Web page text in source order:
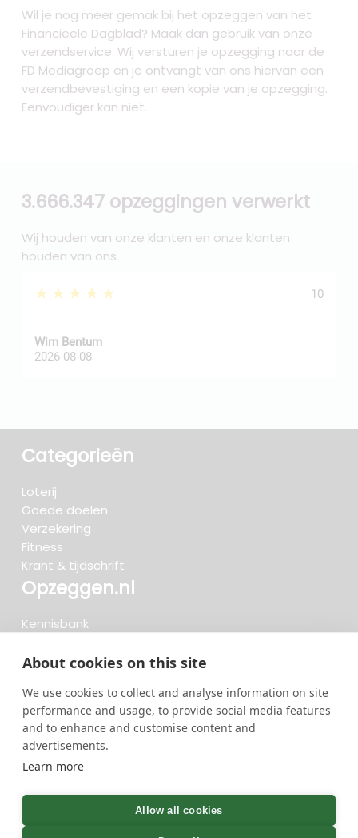
About cookies on this site
We use cookies to collect and analyse information on site
performance and usage, to provide social media features
and to enhance and customise content and
advertisements.
Learn more
Allow all cookies
Wil je nog meer gemak bij het opzeggen van het
Financieele Dagblad? Maak dan gebruik van onze
verzendservice. Wij versturen je opzegging naar de
FD Mediagroep en je ontvangt van ons hiervan een
verzendbevestiging en een kopie van je opzegging.
Eenvoudiger kan niet.
3.666.347 opzeggingen verwerkt
Wij houden van onze klanten en onze klanten
houden van ons
★★★★★ 10
Wim Bentum
2026-08-08
Categorieën
Loterij
Goede doelen
Verzekering
Fitness
Krant & tijdschrift
Opzeggen.nl
Kennisbank
Beoordelingen
Meteen opzeggen
719 opzeggingen afgelopen 30 dagen - 3.666.347
opzeggingen in totaal